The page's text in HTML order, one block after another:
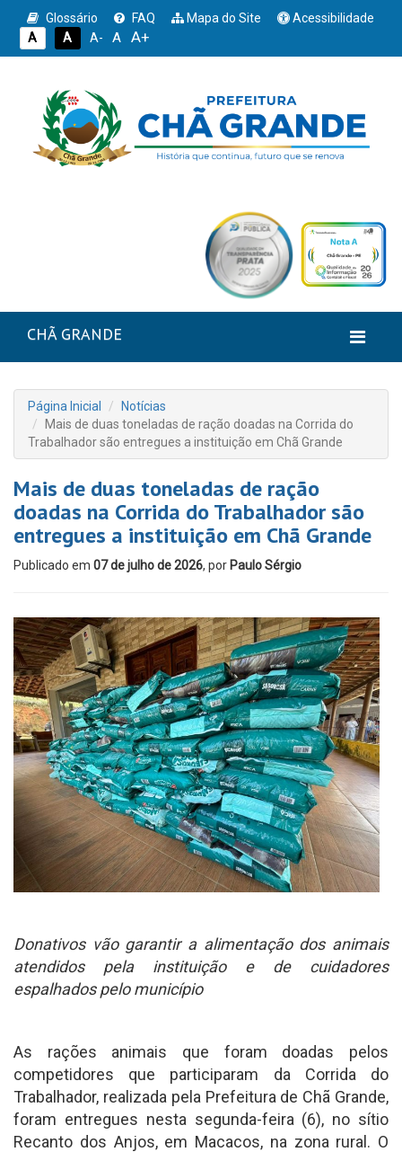
Glossário FAQ Mapa do Site
Acessibilidade
A
A A- A A+
CHÃ GRANDE
Página Inicial
Notícias
Mais de duas toneladas de ração doadas na Corrida do
Trabalhador são entregues a instituição em Chã Grande
Mais de duas toneladas de ração
doadas na Corrida do Trabalhador são
entregues a instituição em Chã Grande
Publicado em 07 de julho de 2026, por Paulo Sérgio
Donativos vão garantir a alimentação dos animais
atendidos pela instituição e de cuidadores
espalhados pelo município
As rações animais que foram doadas pelos
competidores que participaram da Corrida do
Trabalhador, realizada pela Prefeitura de Chã Grande,
foram entregues nesta segunda-feira (6), no sítio
Recanto dos Anjos, em Macacos, na zona rural. O